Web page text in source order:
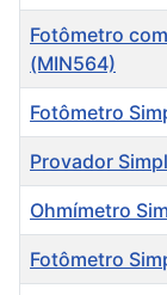
Fotômetro
(MIN564)
Fotômetro
Provador
Ohmímetro
Fotômetro